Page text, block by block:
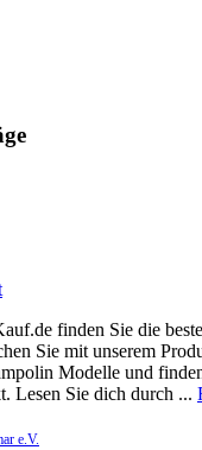
finden Sie die
Sie mit unserem
Modelle und
Lesen Sie dich durch ...
e.V.